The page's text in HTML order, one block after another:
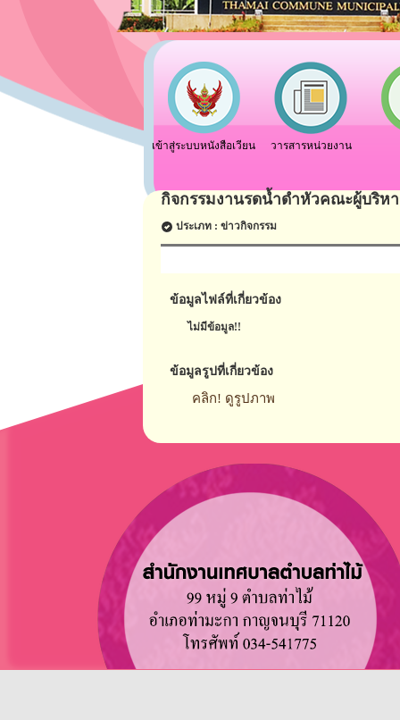
เข้าสู่ระบบหนังสือเวียน วารสารหน่วยงาน
กิจกรรมงานรดน้ำดำหัวคณะผู้บริห
ประเภท : ข่าวกิจกรรม
ข้อมูลไฟล์ที่เกี่ยวข้อง
ไม่มีข้อมูล!!
ข้อมูลรูปที่เกี่ยวข้อง
คลิก! ดูรูปภาพ